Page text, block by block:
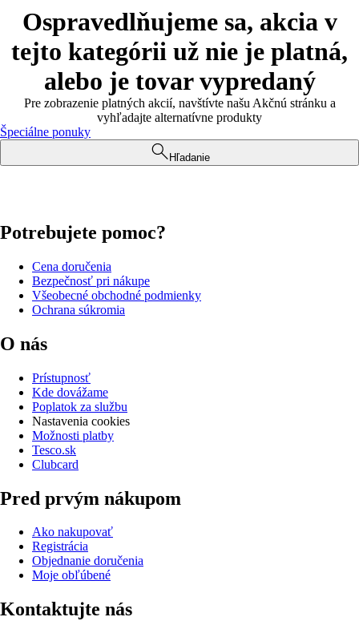
Ospravedlňujeme sa, akcia v
tejto kategórii už nie je platná,
alebo je tovar vypredaný
Pre zobrazenie platných akcií, navštívte našu Akčnú stránku a
vyhľadajte alternatívne produkty
Špeciálne ponuky
Hľadanie
Potrebujete pomoc?
Cena doručenia
Bezpečnosť pri nákupe
Všeobecné obchodné podmienky
Ochrana súkromia
O nás
Prístupnosť
Kde dovážame
Poplatok za službu
Nastavenia cookies
Možnosti platby
Tesco.sk
Clubcard
Pred prvým nákupom
Ako nakupovať
Registrácia
Objednanie doručenia
Moje obľúbené
Kontaktujte nás